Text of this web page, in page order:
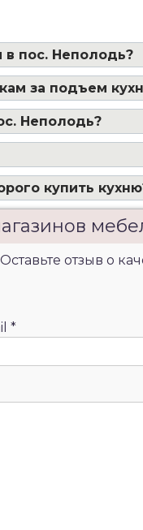
в пос. Неполодь?
за подъем
Неполодь?
купить
отзыв о
*